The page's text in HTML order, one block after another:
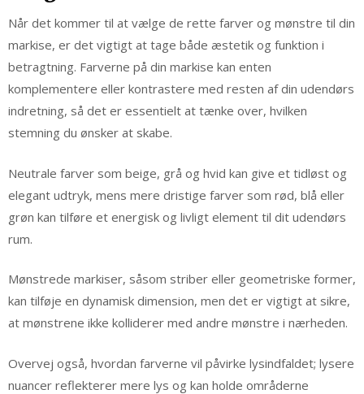
Når det kommer til at vælge de rette farver og mønstre til din
markise, er det vigtigt at tage både æstetik og funktion i
betragtning. Farverne på din markise kan enten
komplementere eller kontrastere med resten af din udendørs
indretning, så det er essentielt at tænke over, hvilken
stemning du ønsker at skabe.
Neutrale farver som beige, grå og hvid kan give et tidløst og
elegant udtryk, mens mere dristige farver som rød, blå eller
grøn kan tilføre et energisk og livligt element til dit udendørs
rum.
Mønstrede markiser, såsom striber eller geometriske former,
kan tilføje en dynamisk dimension, men det er vigtigt at sikre,
at mønstrene ikke kolliderer med andre mønstre i nærheden.
Overvej også, hvordan farverne vil påvirke lysindfaldet; lysere
nuancer reflekterer mere lys og kan holde områderne